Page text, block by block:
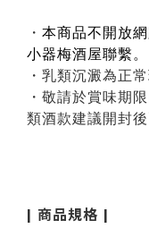
・ 本商品不開放
小器梅酒屋聯繫。
・乳類沉澱為正
・ 敬請於賞味期限
類酒款建議開封
| 商品規格 |